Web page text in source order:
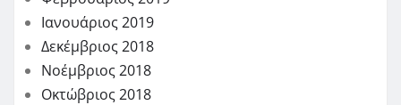
Ιανουάριος 2019
Δεκέμβριος 2018
Νοέμβριος 2018
Οκτώβριος 2018